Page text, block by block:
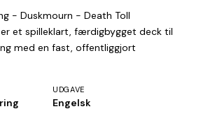
- Duskmourn - Death Toll
et spilleklart, færdigbygget deck til
med en fast, offentliggjort
UDGAVE
Engelsk